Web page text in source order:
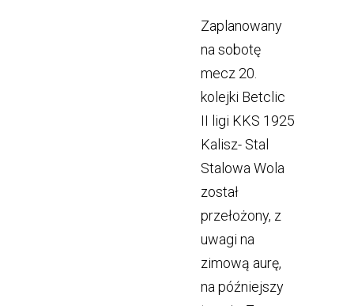
Zaplanowany
na sobotę
mecz 20.
kolejki Betclic
II ligi KKS 1925
Kalisz- Stal
Stalowa Wola
został
przełożony, z
uwagi na
zimową aurę,
na późniejszy